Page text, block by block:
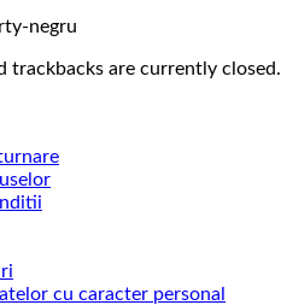
negru
trackbacks are currently closed.
cu caracter personal